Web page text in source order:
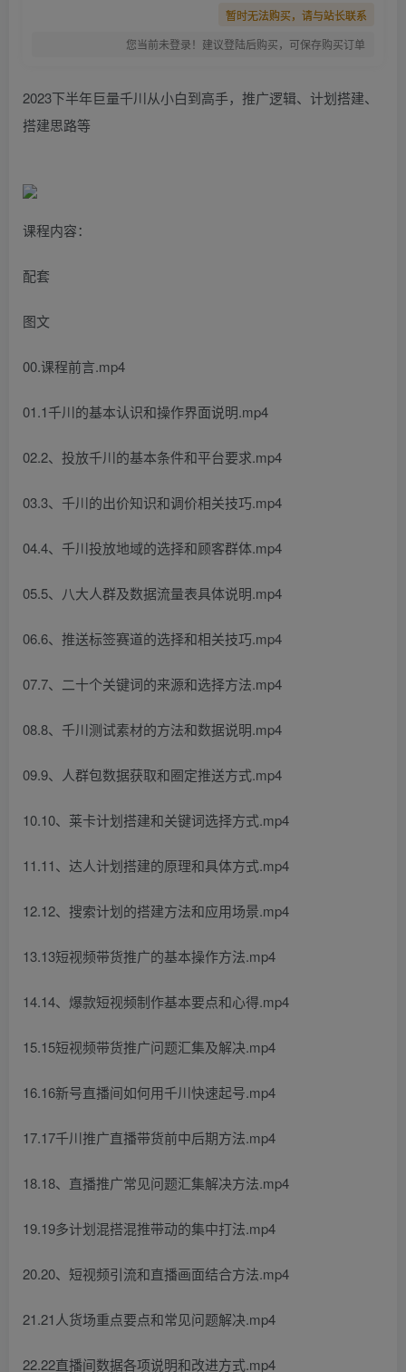
暂时无法购买，请与站长联系
您当前未登录！建议登陆后购买，可保存购买订单
2023下半年巨量千川从小白到高手，推广逻辑、计划搭建、
搭建思路等
课程内容：
配套
图文
00.课程前言.mp4
01.1千川的基本认识和操作界面说明.mp4
02.2、投放千川的基本条件和平台要求.mp4
03.3、千川的出价知识和调价相关技巧.mp4
04.4、千川投放地域的选择和顾客群体.mp4
05.5、八大人群及数据流量表具体说明.mp4
06.6、推送标签赛道的选择和相关技巧.mp4
07.7、二十个关键词的来源和选择方法.mp4
08.8、千川测试素材的方法和数据说明.mp4
09.9、人群包数据获取和圈定推送方式.mp4
10.10、莱卡计划搭建和关键词选择方式.mp4
11.11、达人计划搭建的原理和具体方式.mp4
12.12、搜索计划的搭建方法和应用场景.mp4
13.13短视频带货推广的基本操作方法.mp4
14.14、爆款短视频制作基本要点和心得.mp4
15.15短视频带货推广问题汇集及解决.mp4
16.16新号直播间如何用千川快速起号.mp4
17.17千川推广直播带货前中后期方法.mp4
18.18、直播推广常见问题汇集解决方法.mp4
19.19多计划混搭混推带动的集中打法.mp4
20.20、短视频引流和直播画面结合方法.mp4
21.21人货场重点要点和常见问题解决.mp4
22.22直播间数据各项说明和改进方式.mp4